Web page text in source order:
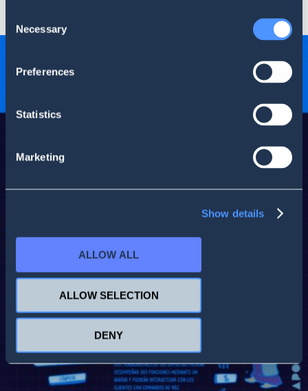
Selection
Necessary
Preferences
Statistics
Marketing
Show details
ALLOW ALL
ALLOW SELECTION
DENY